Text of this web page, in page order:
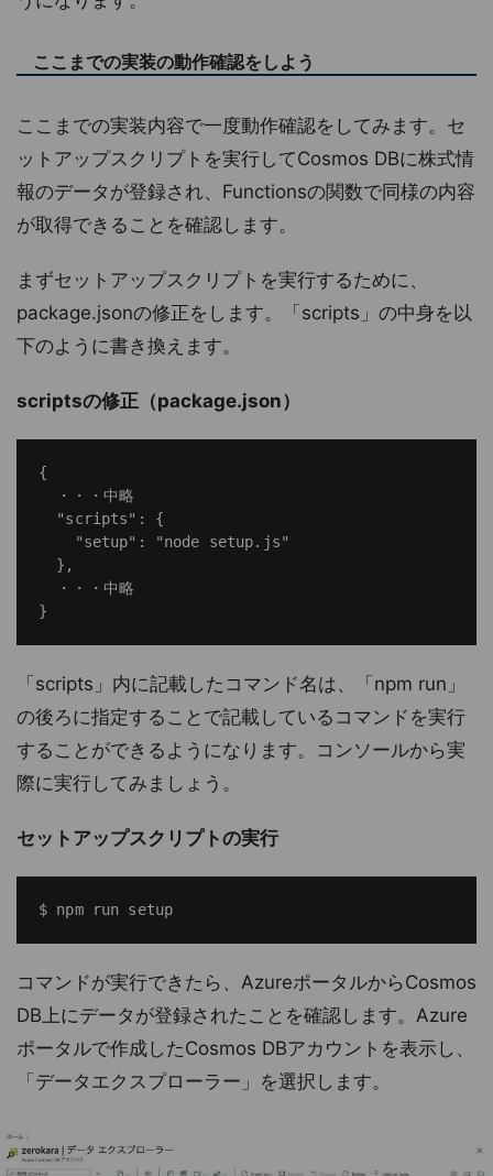
ここまでの実装の動作確認をしよう
ここまでの実装内容で一度動作確認をしてみます。セ
ットアップスクリプトを実行してCosmos DBに株式情
報のデータが登録され、Functionsの関数で同様の内容
が取得できることを確認します。
まずセットアップスクリプトを実行するために、
package.jsonの修正をします。「scripts」の中身を以
下のように書き換えます。
scriptsの修正（package.json）
{
  ・・・中略
  "scripts": {
    "setup": "node setup.js"
  },
  ・・・中略
「scripts」内に記載したコマンド名は、「npm run」
の後ろに指定することで記載しているコマンドを実行
することができるようになります。コンソールから実
際に実行してみましょう。
セットアップスクリプトの実行
コマンドが実行できたら、AzureポータルからCosmos
DB上にデータが登録されたことを確認します。Azure
ポータルで作成したCosmos DBアカウントを表示し、
「データエクスプローラー」を選択します。